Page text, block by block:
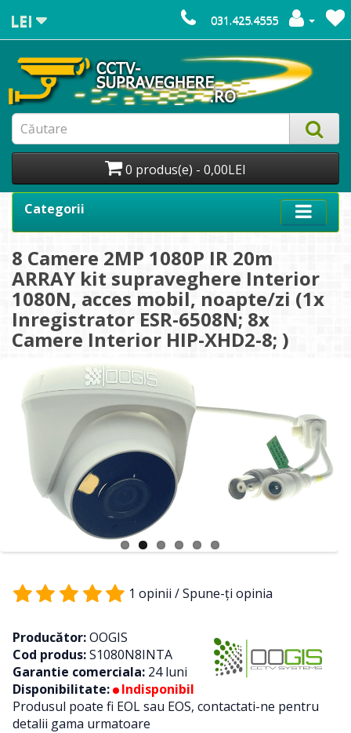
LEI 031.425.4555
0 produs(e) - 0,00LEI
Categorii
8 Camere 2MP 1080P IR 20m
ARRAY kit supraveghere Interior
1080N, acces mobil, noapte/zi (1x
Inregistrator ESR-6508N; 8x
Camere Interior HIP-XHD2-8; )
1 opinii /Spune-ţi opinia
Producător:OOGIS
Cod produs:S1080N8INTA
Garantie comerciala: 24 luni
Disponibilitate:
Indisponibil
Produsul poate fi EOL sau EOS, contactati-ne pentru
detalii gama urmatoare